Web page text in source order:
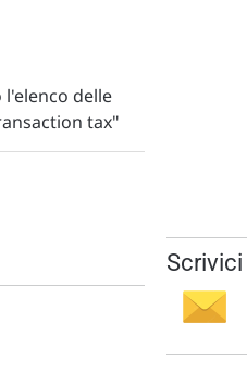
l'elenco delle
tax"
Scrivici